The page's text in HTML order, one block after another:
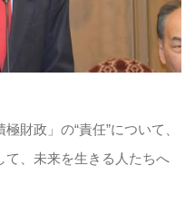
財政」の“責任”について、
て、未来を生きる人たちへ